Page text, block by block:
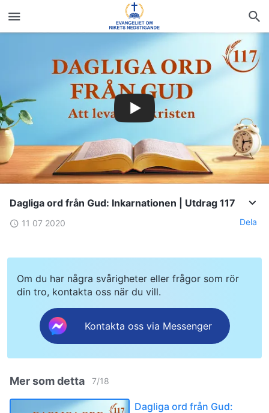
Dagliga ord från Gud: Inkarnationen | Utdrag 117
11 07 2020 Dela
Om du har några svårigheter eller frågor som rör
din tro, kontakta oss när du vill.
Kontakta oss via Messenger
Mer som detta 7/18
Dagliga ord från Gud: